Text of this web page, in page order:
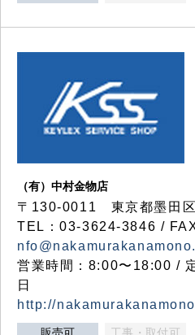
（有）中村金物店
〒130-0011 東京都墨田
TEL：03-3624-3846 /
営業時間：8:00〜18:00 /
日
http://